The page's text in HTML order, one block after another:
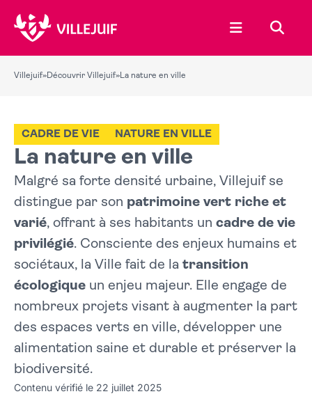
Ouvrir le
Villejuif»Découvrir Villejuif»La nature en ville
La nature en ville
CADRE DE VIE NATURE EN VILLE
Malgré sa forte densité urbaine, Villejuif se
distingue par son patrimoine vert riche et
varié, offrant à ses habitants un cadre de vie
privilégié. Consciente des enjeux humains et
sociétaux, la Ville fait de la transition
écologique un enjeu majeur. Elle engage de
nombreux projets visant à augmenter la part
des espaces verts en ville, développer une
alimentation saine et durable et préserver la
biodiversité.
Contenu vérifié le 22 juillet 2025